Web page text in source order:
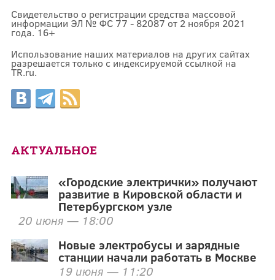
Свидетельство о регистрации средства массовой
информации ЭЛ № ФС 77 - 82087 от 2 ноября 2021
года. 16+
Использование наших материалов на других сайтах
разрешается только с индексируемой ссылкой на
TR.ru.
АКТУАЛЬНОЕ
«Городские электрички» получают
развитие в Кировской области и
Петербургском узле
20 июня — 18:00
Новые электробусы и зарядные
станции начали работать в Москве
19 июня — 11:20